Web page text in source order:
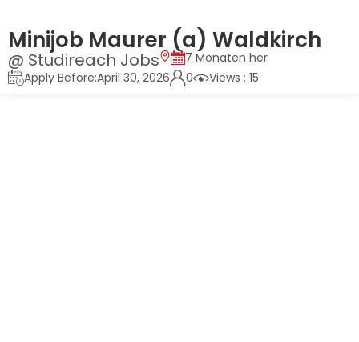
Minijob Maurer (a) Waldkirch
@ Studireach Jobs
7 Monaten her
Apply Before:April 30, 2026
0 Views : 15